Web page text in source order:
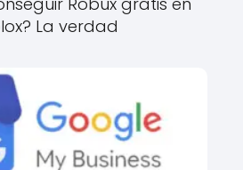
La verdad